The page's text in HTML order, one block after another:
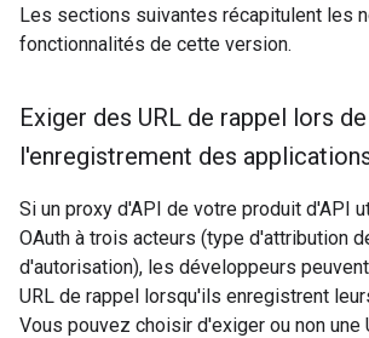
Les sections suivantes récapitulent les
fonctionnalités de cette version.
Exiger des URL de rappel lors de
l'enregistrement des
Si un proxy d'API de votre produit d'API
OAuth à trois acteurs (type d'attribution
d'autorisation), les développeurs
URL de rappel lorsqu'ils enregistrent
Vous pouvez choisir d'exiger ou non une